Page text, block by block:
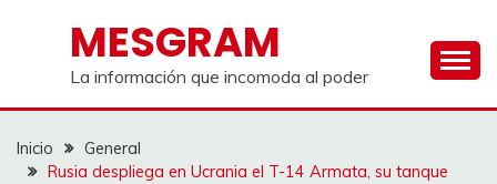
contenidoMESGRAM
La información que incomoda al poder
Inicio
General
Rusia despliega en Ucrania el T-14 Armata, su tanque